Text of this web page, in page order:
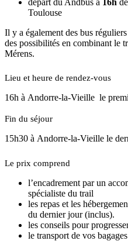
Toulouse
Il y a également des bus réguliers
des possibilités en combinant le
Mérens.
Lieu et heure de rendez-vous
16h à Andorre-la-Vieille le
Fin du séjour
15h30 à Andorre-la-Vieille le
Le prix comprend
l’encadrement par un
spécialiste du trail
les repas et les
du dernier jour (inclus).
les conseils pour
le transport de vos